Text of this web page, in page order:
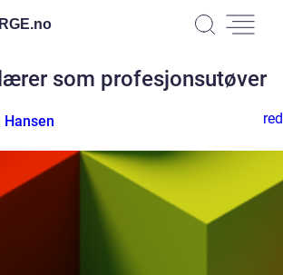
no
som profesjonsutøver